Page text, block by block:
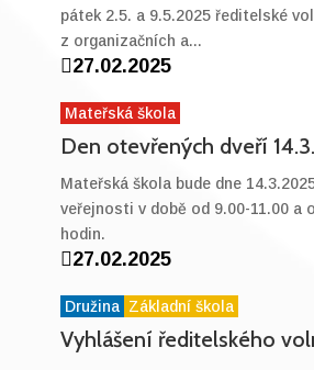
pátek 2.5. a 9.5.2025 ředitelské
z organizačních a...
27.02.2025
Mateřská škola
Den otevřených dveří
Mateřská škola bude dne
veřejnosti v době od 9.00-11.00 a
hodin.
27.02.2025
Družina Základní škola
Vyhlášení ředitelského